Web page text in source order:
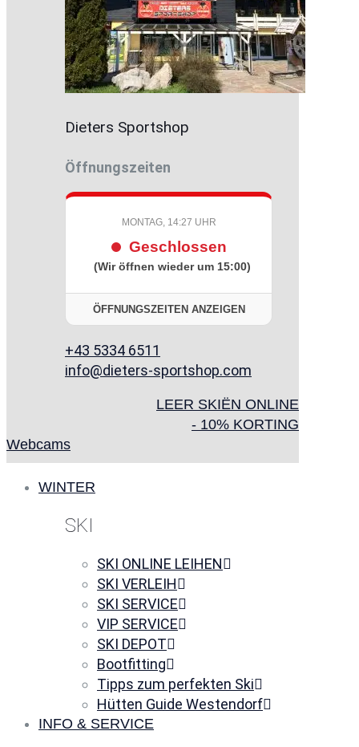
Dieters Sportshop
Öffnungszeiten
MONTAG, 14:27 UHR
Geschlossen
(Wir öffnen wieder um 15:00)
ÖFFNUNGSZEITEN ANZEIGEN
+43 5334 6511
info@dieters-sportshop.com
LEER SKIËN ONLINE
- 10% KORTING
Webcams
WINTER
SKI
SKI ONLINE LEIHEN
SKI VERLEIH
SKI SERVICE
VIP SERVICE
SKI DEPOT
Bootfitting
Tipps zum perfekten Ski
Hütten Guide Westendorf
INFO & SERVICE